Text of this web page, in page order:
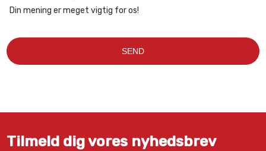
Din mening er meget vigtig for os!
Tilmeld dig vores nyhedsbrev